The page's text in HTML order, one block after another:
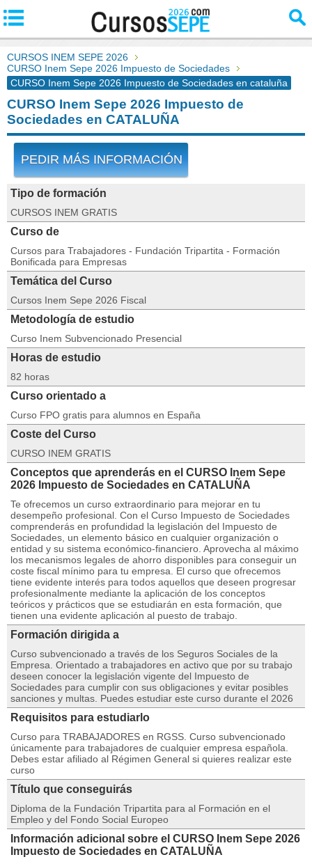
CURSOS INEM SEPE 2026
CURSO Inem Sepe 2026 Impuesto de Sociedades
CURSO Inem Sepe 2026 Impuesto de Sociedades en cataluña
CURSO Inem Sepe 2026 Impuesto de
Sociedades en CATALUÑA
PEDIR MÁS INFORMACIÓN
Tipo de formación
CURSOS INEM GRATIS
Curso de
Cursos para Trabajadores - Fundación Tripartita - Formación
Bonificada para Empresas
Temática del Curso
Cursos Inem Sepe 2026 Fiscal
Metodología de estudio
Curso Inem Subvencionado Presencial
Horas de estudio
82 horas
Curso orientado a
Curso FPO gratis para alumnos en España
Coste del Curso
CURSO INEM GRATIS
Conceptos que aprenderás en el CURSO Inem Sepe
2026 Impuesto de Sociedades en CATALUÑA
Te ofrecemos un curso extraordinario para mejorar en tu
desempeño profesional. Con el Curso Impuesto de Sociedades
comprenderás en profundidad la legislación del Impuesto de
Sociedades, un elemento básico en cualquier organización o
entidad y su sistema económico-financiero. Aprovecha al máximo
los mecanismos legales de ahorro disponibles para conseguir un
coste fiscal mínimo para tu empresa. El curso que ofrecemos
tiene evidente interés para todos aquellos que deseen progresar
profesionalmente mediante la aplicación de los conceptos
teóricos y prácticos que se estudiarán en esta formación, que
tienen una evidente aplicación al puesto de trabajo.
Formación dirigida a
Curso subvencionado a través de los Seguros Sociales de la
Empresa. Orientado a trabajadores en activo que por su trabajo
deseen conocer la legislación vigente del Impuesto de
Sociedades para cumplir con sus obligaciones y evitar posibles
sanciones y multas. Puedes estudiar este curso durante el 2026
Requisitos para estudiarlo
Curso para TRABAJADORES en RGSS. Curso subvencionado
únicamente para trabajadores de cualquier empresa española.
Debes estar afiliado al Régimen General si quieres realizar este
curso
Título que conseguirás
Diploma de la Fundación Tripartita para al Formación en el
Empleo y del Fondo Social Europeo
Información adicional sobre el CURSO Inem Sepe 2026
Impuesto de Sociedades en CATALUÑA